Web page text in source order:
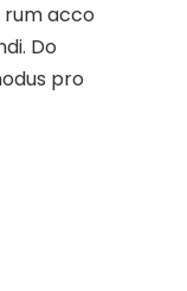
rum acco
Do
pro